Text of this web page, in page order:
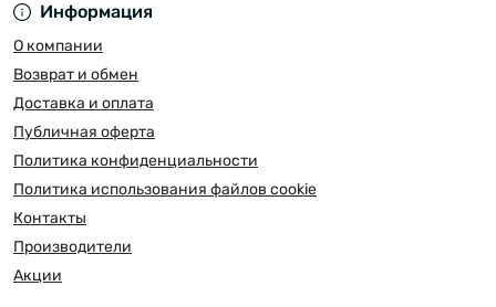
Информация
О компании
Возврат и обмен
Доставка и оплата
Публичная оферта
Политика конфиденциальности
Политика использования файлов cookie
Контакты
Производители
Акции